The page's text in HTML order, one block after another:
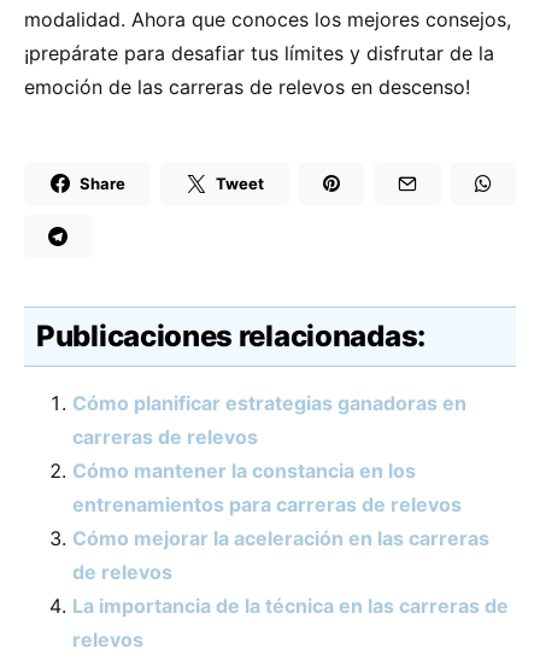
modalidad. Ahora que conoces los mejores consejos,
¡prepárate para desafiar tus límites y disfrutar de la
emoción de las carreras de relevos en descenso!
Share Tweet
Publicaciones relacionadas:
Cómo planificar estrategias ganadoras en
carreras de relevos
Cómo mantener la constancia en los
entrenamientos para carreras de relevos
Cómo mejorar la aceleración en las carreras
de relevos
La importancia de la técnica en las carreras de
relevos